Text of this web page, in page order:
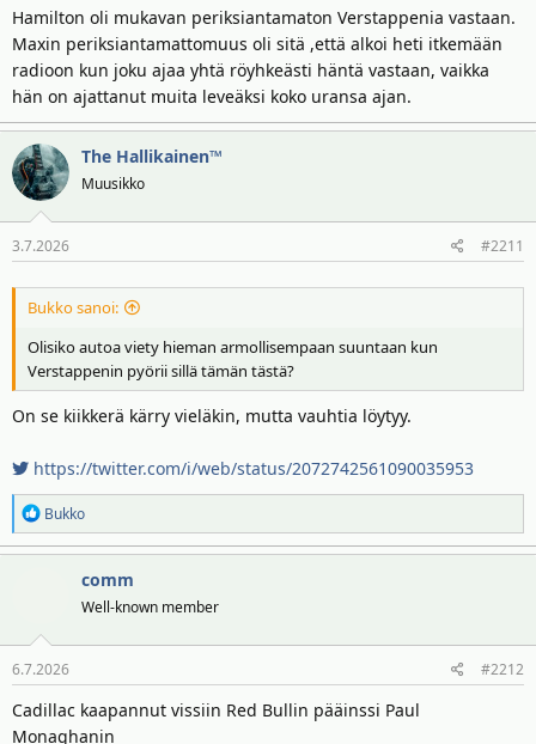
Hamilton oli mukavan periksiantamaton Verstappenia vastaan.
Maxin periksiantamattomuus oli sitä ,että alkoi heti itkemään
radioon kun joku ajaa yhtä röyhkeästi häntä vastaan, vaikka
hän on ajattanut muita leveäksi koko uransa ajan.
The Hallikainen™
Muusikko
3.7.2026 #2211
Bukko sanoi:
Olisiko autoa viety hieman armollisempaan suuntaan kun
Verstappenin pyörii sillä tämän tästä?
On se kiikkerä kärry vieläkin, mutta vauhtia löytyy.
https://twitter.com/i/web/status/2072742561090035953
R
e
a
o
t
Bukko
comm
Well-known member
6.7.2026 #2212
Cadillac kaapannut vissiin Red Bullin pääinssi Paul
Monaghanin